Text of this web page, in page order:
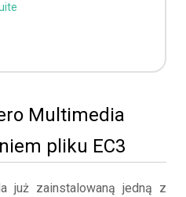
Multimedia
pliku EC3
już zainstalowaną jedną z